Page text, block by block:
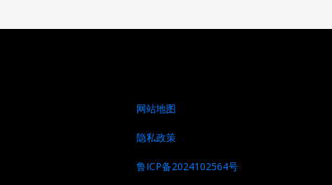
网站地图
隐私政策
鲁ICP备2024102564号